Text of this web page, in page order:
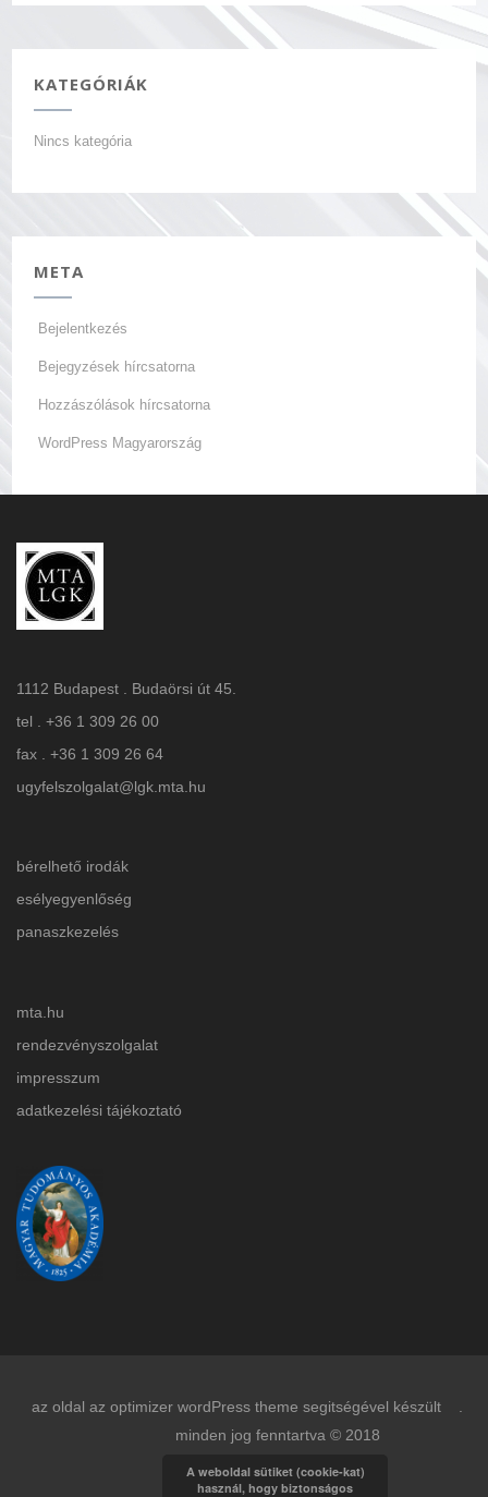
KATEGÓRIÁK
Nincs kategória
META
Bejelentkezés
Bejegyzések hírcsatorna
Hozzászólások hírcsatorna
WordPress Magyarország
1112 Budapest . Budaörsi út 45.
tel . +36 1 309 26 00
fax . +36 1 309 26 64
ugyfelszolgalat@lgk.mta.hu
bérelhető irodák
esélyegyenlőség
panaszkezelés
mta.hu
rendezvényszolgalat
impresszum
adatkezelési tájékoztató
az oldal az optimizer wordPress theme segitségével készült .
minden jog fenntartva © 2018
A weboldal sütiket (cookie-kat)
használ, hogy biztonságos